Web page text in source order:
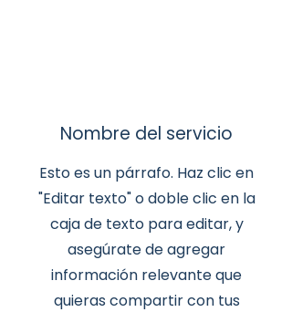
Nombre del servicio
Esto es un párrafo. Haz clic en
"Editar texto" o doble clic en la
caja de texto para editar, y
asegúrate de agregar
información relevante que
quieras compartir con tus